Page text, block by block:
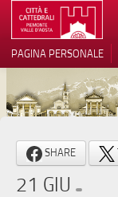
TERRITORIO
ARCHITETTURE
MUSEI
ITINERARI
PAGINA PERSONALE
SHARE
21 GIUInformativa